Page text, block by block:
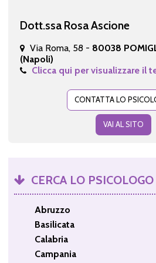
Dott.ssa Rosa Ascione
Via Roma, 58 - 80038
(Napoli)
Clicca qui per visualizzare il
CONTATTA LO
VAI AL SITO
CERCA LO PSICOLOGO
Abruzzo
Basilicata
Calabria
Campania